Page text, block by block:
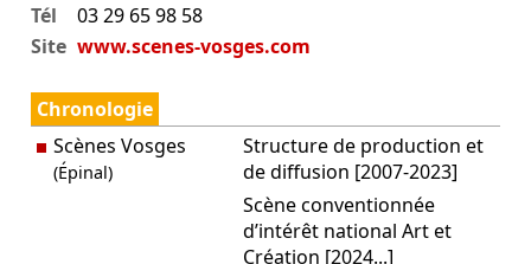
Tél
03 29 65 98 58
Site www.scenes-vosges.com
Chronologie
Scènes Vosges
(Épinal)
Structure de production et
de diffusion [2007-2023]
Scène conventionnée
d’intérêt national Art et
Création [2024...]